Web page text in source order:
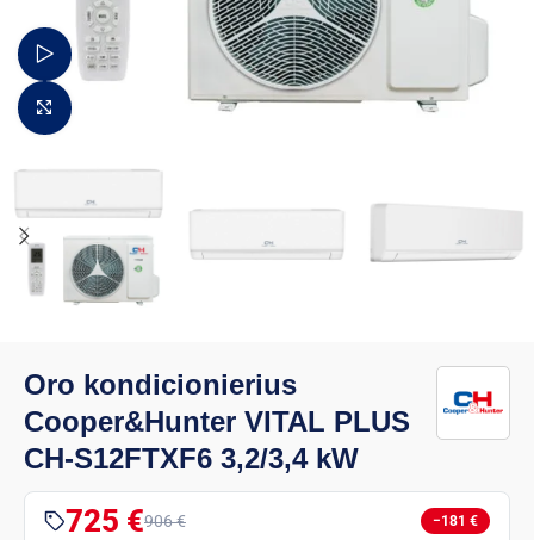
Žiūrėti video
Padidinti vaizdą
Oro kondicionierius
Cooper&Hunter VITAL PLUS
CH-S12FTXF6 3,2/3,4 kW
725 €906 € −181 €